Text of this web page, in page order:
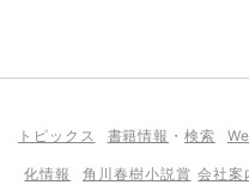
トピックス 書籍情報 ・検索
化情報 角川春樹小説賞 会社案